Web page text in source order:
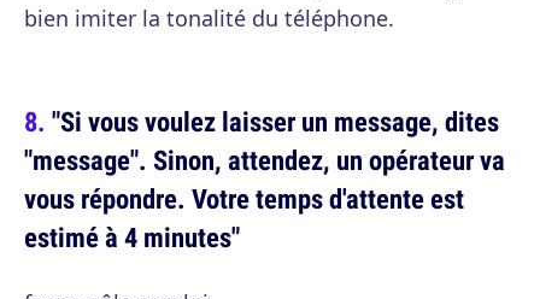
bien imiter la tonalité du téléphone.
"Si vous voulez laisser un message, dites
"message". Sinon, attendez, un opérateur va
vous répondre. Votre temps d'attente est
estimé à 4 minutes"